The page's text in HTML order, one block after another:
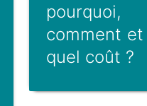
pourquoi,
comment et
quel coût ?